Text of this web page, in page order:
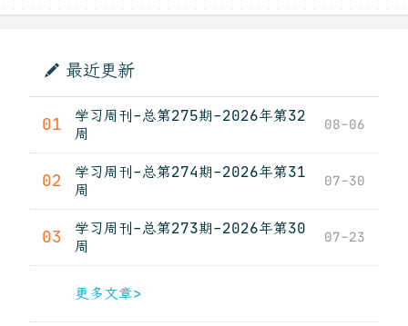
最近更新
01
学习周刊-总第275期-2026年第32
周
08-06
02
学习周刊-总第274期-2026年第31
周
07-30
03
学习周刊-总第273期-2026年第30
周
07-23
更多文章>